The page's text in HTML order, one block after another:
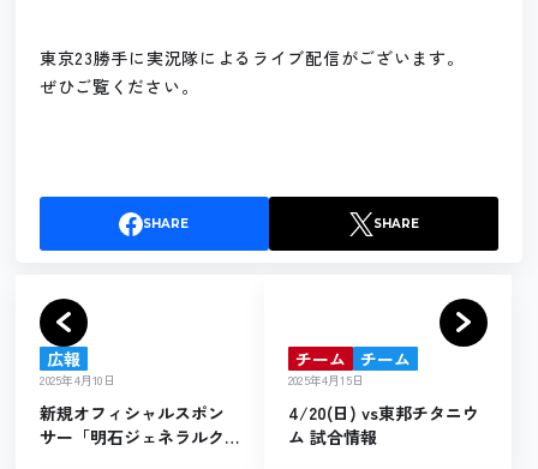
東京23勝手に実況隊によるライブ配信がございます。
ぜひご覧ください。
SHARE SHARE
広報
2025年4月10日
新規オフィシャルスポン
サー「明石ジェネラルク
チーム チーム
2025年4月15日
4/20(日) vs東邦チタニウ
ム 試合情報